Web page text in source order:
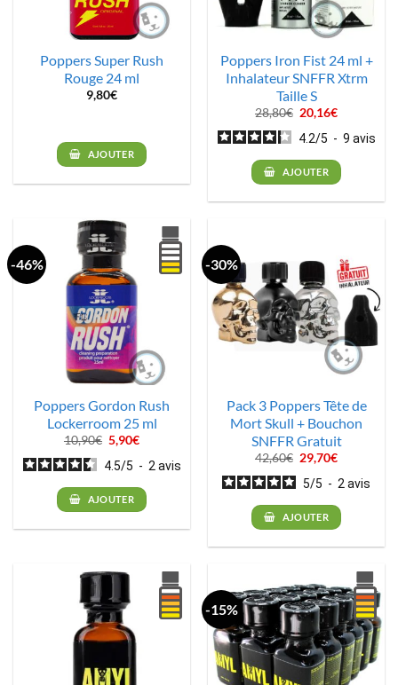
Poppers Super Rush
Rouge 24 ml
9,80€
AJOUTER
Poppers Iron Fist 24 ml +
Inhalateur SNFFR Xtrm
Taille S
28,80€ Le
prix
initial
était :
28,80€.
20,16€Le
actuel
est :
20,16€.
4.2/5 - 9 avis
AJOUTER
-46%
Poppers Gordon Rush
Lockerroom 25 ml
10,90€ Le
prix
initial
était :
10,90€.
5,90€Le
actuel
est :
5,90€.
4.5/5 - 2 avis
AJOUTER
-30%
Pack 3 Poppers Tête de
Mort Skull + Bouchon
SNFFR Gratuit
42,60€ Le
prix
initial
était :
42,60€.
29,70€Le
actuel
est :
29,70€.
5/5 - 2 avis
AJOUTER
-15%